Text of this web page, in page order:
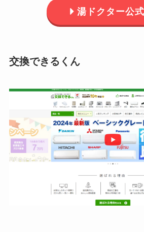
湯ドクター公
交換できるくん